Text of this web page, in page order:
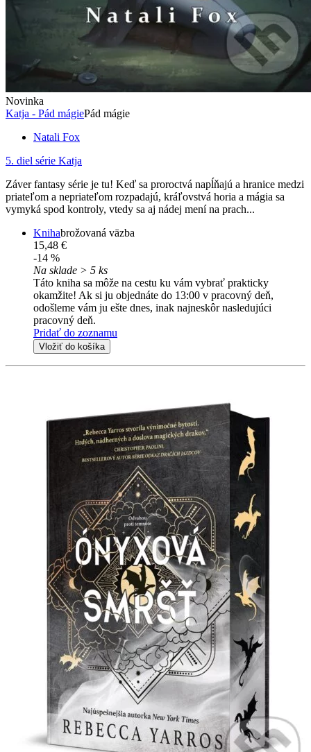
Novinka
Katja - Pád mágiePád mágie
Natali Fox
5. diel série Katja
Záver fantasy série je tu! Keď sa proroctvá napĺňajú a hranice medzi
priateľom a nepriateľom rozpadajú, kráľovstvá horia a mágia sa
vymyká spod kontroly, vtedy sa aj nádej mení na prach...
Knihabrožovaná väzba
15,48 €
-14 %
Na sklade > 5 ks
Táto kniha sa môže na cestu ku vám vybrať prakticky
okamžite! Ak si ju objednáte do 13:00 v pracovný deň,
odošleme vám ju ešte dnes, inak najneskôr nasledujúci
pracovný deň.
Pridať do zoznamu
Vložiť do košíka